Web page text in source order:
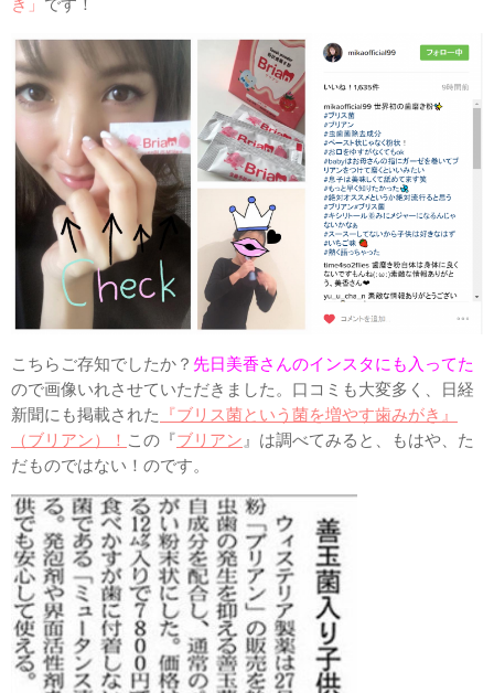
こちらご存知でしたか？ 先日美香さんのインスタにも入ってた
ので画像いれさせていただきました。口コミも大変多く、日経
新聞にも掲載された
『ブリス菌という菌を増やす歯みがき』
（ブリアン）！ この『ブリアン 』は調べてみると、もはや、た
だものではない！のです。